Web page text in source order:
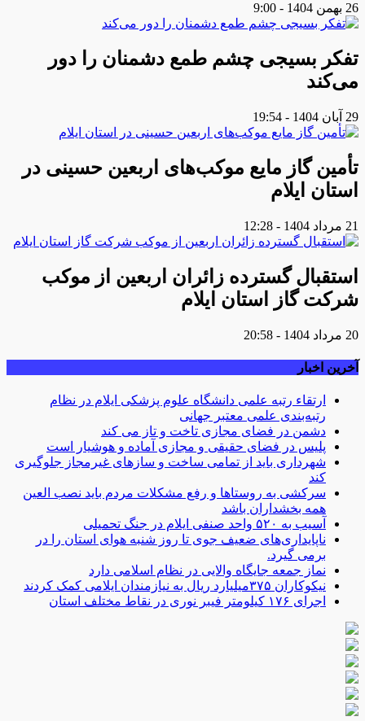
26 بهمن 1404 - 9:00
تفکر بسیجی چشم طمع دشمنان را دور
می‌کند
29 آبان 1404 - 19:54
تأمین گاز مایع موکب‌هاى اربعین حسینى در
استان ایلام
21 مرداد 1404 - 12:28
استقبال گسترده زائران اربعین از موکب
شرکت گاز استان ایلام
20 مرداد 1404 - 20:58
آخرین اخبار
ارتقاء رتبه علمی دانشگاه علوم پزشکی ایلام در نظام
رتبه‌بندی علمی معتبر جهانی
دشمن در فضای مجازی تاخت و تاز می کند
پلیس در فضای حقیقی و مجازی آماده و هوشیار است
شهرداری باید از تمامی ساخت و سازهای غیرمجاز جلوگیری
کند
سرکشی به روستاها و رفع مشکلات مردم باید نصب العین
همه بخشداران باشد
آسیب به ۵۲۰ واحد صنفی ایلام در جنگ تحمیلی
ناپایداری‌های ضعیف جوی تا روز شنبه هوای استان را در
برمی گیرد.
نماز جمعه جایگاه والایی در نظام اسلامی دارد
نیکوکاران ۳۷۵میلیارد ریال به نیازمندان ایلامی کمک کردند
اجرای ۱۷۶ کیلومتر فیبر نوری در نقاط مختلف استان